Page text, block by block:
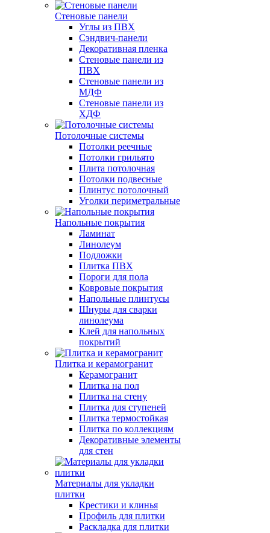
Стеновые панели
Углы из ПВХ
Сэндвич-панели
Декоративная пленка
Стеновые панели из
ПВХ
Стеновые панели из
МДФ
Стеновые панели из
ХДФ
Потолочные системы
Потолки реечные
Потолки грильято
Плита потолочная
Потолки подвесные
Плинтус потолочный
Уголки периметральные
Напольные покрытия
Ламинат
Линолеум
Подложки
Плитка ПВХ
Пороги для пола
Ковровые покрытия
Напольные плинтусы
Шнуры для сварки
линолеума
Клей для напольных
покрытий
Плитка и керамогранит
Керамогранит
Плитка на пол
Плитка на стену
Плитка для ступеней
Плитка термостойкая
Плитка по коллекциям
Декоративные элементы
для стен
Материалы для укладки
плитки
Крестики и клинья
Профиль для плитки
Раскладка для плитки